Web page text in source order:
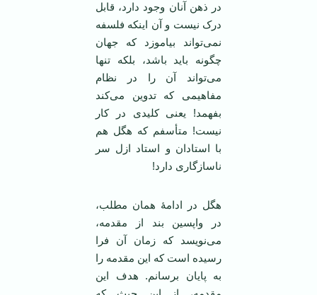
در ذهن آنان وجود دارد، قابل
درک نیست و آن اینکه فلسفه
نمی‌تواند بیاموزد که جهان
چگونه باید باشد، بلکه تنها
می‌تواند آن را در نظام
مفاهیمی که تدوین می‌کند
بفهمد! یعنی کلیدی در کار
نیست! متأسفم که هگل هم
با استادان و استاد ازل سر
ناسازگاری دارد!
هگل در ادامۀ‌‌ همان مطلب،
در واپسین بند از مقدمه،
می‌نویسد که زمان آن فرا
رسیده است که این مقدمه را
به پایان برسانم. هدف این